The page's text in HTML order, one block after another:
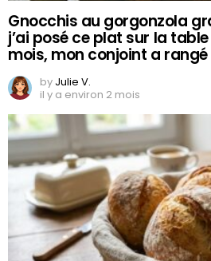
Gnocchis au gorgonzola
j’ai posé ce plat sur la
mois, mon conjoint a rangé
by Julie V.
il y a environ 2 mois